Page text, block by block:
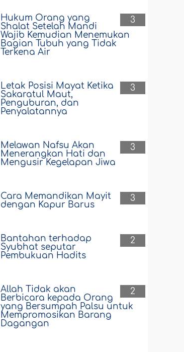
3
Hukum Orang yang
Shalat Setelah Mandi
Wajib Kemudian Menemukan
Bagian Tubuh yang Tidak
Terkena Air
3
Letak Posisi Mayat Ketika
Sakaratul Maut,
Penguburan, dan
Penyalatannya
3
Melawan Nafsu Akan
Menerangkan Hati dan
Mengusir Kegelapan Jiwa
3
Cara Memandikan Mayit
dengan Kapur Barus
2
Bantahan terhadap
Syubhat seputar
Pembukuan Hadits
2
Allah Tidak akan
Berbicara kepada Orang
yang Bersumpah Palsu untuk
Mempromosikan Barang
Dagangan